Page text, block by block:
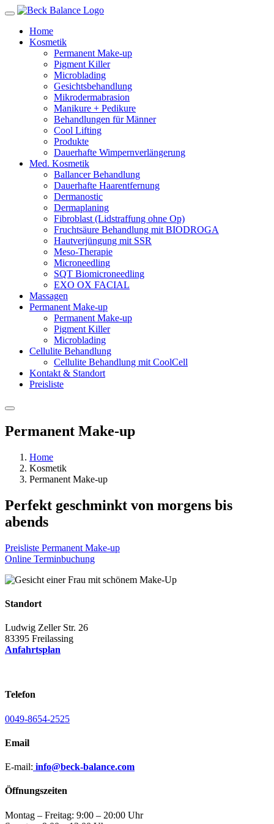
Home
Kosmetik
Permanent Make-up
Pigment Killer
Microblading
Gesichtsbehandlung
Mikrodermabrasion
Manikure + Pedikure
Behandlungen für Männer
Cool Lifting
Produkte
Dauerhafte Wimpernverlängerung
Med. Kosmetik
Ballancer Behandlung
Dauerhafte Haarentfernung
Dermanostic
Dermaplaning
Fibroblast (Lidstraffung ohne Op)
Fruchtsäure Behandlung mit BIODROGA
Hautverjüngung mit SSR
Meso-Therapie
Microneedling
SQT Biomicroneedling
EXO OX FACIAL
Massagen
Permanent Make-up
Permanent Make-up
Pigment Killer
Microblading
Cellulite Behandlung
Cellulite Behandlung mit CoolCell
Kontakt & Standort
Preisliste
Permanent Make-up
Home
Kosmetik
Permanent Make-up
Perfekt geschminkt von morgens bis
abends
Preisliste Permanent Make-up
Online Terminbuchung
Standort
Ludwig Zeller Str. 26
83395 Freilassing
Anfahrtsplan
Telefon
0049-8654-2525
Email
E-mail: info@beck-balance.com
Öffnungszeiten
Montag – Freitag: 9:00 – 20:00 Uhr